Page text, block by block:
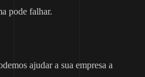
pode falhar.
ajudar a sua empresa a